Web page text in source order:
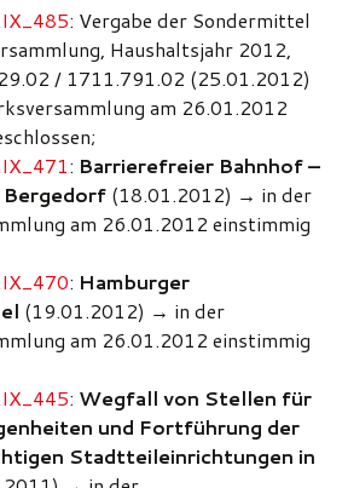
: Vergabe der Sondermittel
Haushaltsjahr 2012,
/ 1711.791.02 (25.01.2012)
am 26.01.2012
: Barrierefreier Bahnhof –
Bergedorf (18.01.2012) → in der
am 26.01.2012 einstimmig
: Hamburger
(19.01.2012) → in der
am 26.01.2012 einstimmig
: Wegfall von Stellen für
und Fortführung der
Stadtteileinrichtungen in